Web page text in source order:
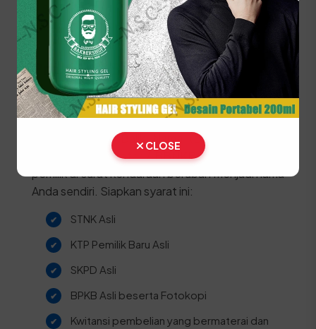
SAMSAT untuk proses penggesekan nomor
rangka dan mesin oleh petugas berwenang.
Prosedur Balik Nama
Kendaraan Bekas (BBN II)
Jika Anda baru membeli kendaraan bekas, segera
lakukan proses Balik Nama (Bea Balik Nama
Kendaraan Bermotor / BBNKB II) agar identitas
pemilik di surat kendaraan berubah menjadi nama
Anda sendiri. Siapkan syarat ini:
STNK Asli
KTP Pemilik Baru Asli
SKPD Asli
BPKB Asli beserta Fotokopi
Kwitansi pembelian yang bermaterai dan
CLOSE